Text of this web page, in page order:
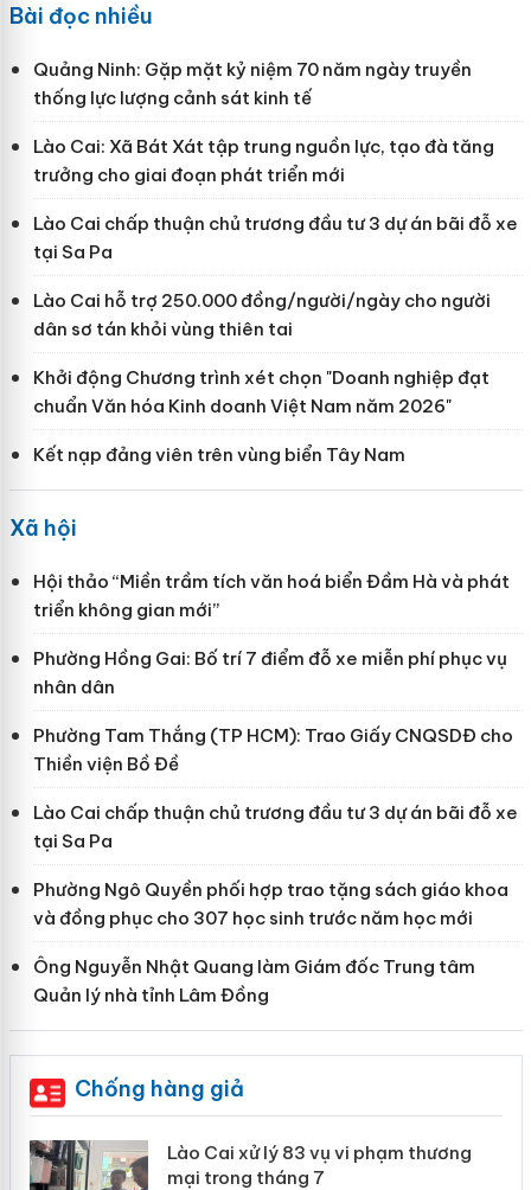
Bài đọc nhiều
Quảng Ninh: Gặp mặt kỷ niệm 70 năm ngày truyền
thống lực lượng cảnh sát kinh tế
Lào Cai: Xã Bát Xát tập trung nguồn lực, tạo đà tăng
trưởng cho giai đoạn phát triển mới
Lào Cai chấp thuận chủ trương đầu tư 3 dự án bãi đỗ xe
tại Sa Pa
Lào Cai hỗ trợ 250.000 đồng/người/ngày cho người
dân sơ tán khỏi vùng thiên tai
Khởi động Chương trình xét chọn "Doanh nghiệp đạt
chuẩn Văn hóa Kinh doanh Việt Nam năm 2026"
Kết nạp đảng viên trên vùng biển Tây Nam
Xã hội
Hội thảo “Miền trầm tích văn hoá biển Đầm Hà và phát
triển không gian mới”
Phường Hồng Gai: Bố trí 7 điểm đỗ xe miễn phí phục vụ
nhân dân
Phường Tam Thắng (TP HCM): Trao Giấy CNQSDĐ cho
Thiền viện Bồ Đề
Lào Cai chấp thuận chủ trương đầu tư 3 dự án bãi đỗ xe
tại Sa Pa
Phường Ngô Quyền phối hợp trao tặng sách giáo khoa
và đồng phục cho 307 học sinh trước năm học mới
Ông Nguyễn Nhật Quang làm Giám đốc Trung tâm
Quản lý nhà tỉnh Lâm Đồng
Chống hàng giả
Lào Cai xử lý 83 vụ vi phạm thương
mại trong tháng 7